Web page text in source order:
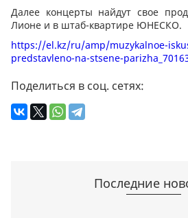
Последние
Далее концерты найдут свое
Лионе и в штаб-квартире ЮНЕСКО.
https://el.kz/ru/amp/muzykalnoe-
predstavleno-na-stsene-
Поделиться в соц. сетях: